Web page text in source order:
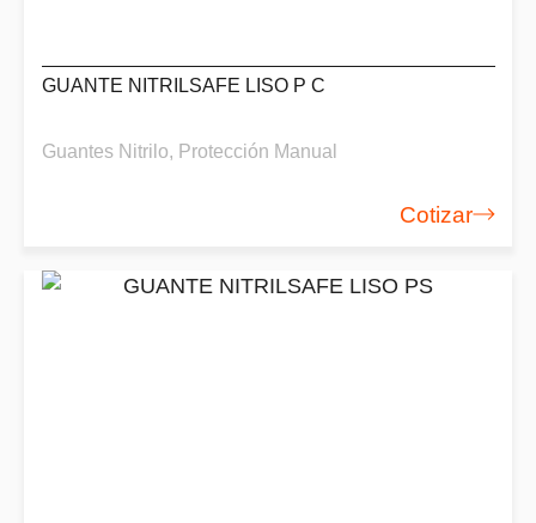
GUANTE NITRILSAFE LISO P C
Guantes Nitrilo, Protección Manual
Cotizar